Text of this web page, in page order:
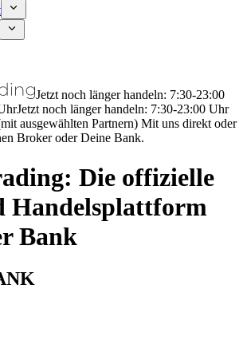
Jetzt noch länger handeln: 7:30-23:00
Jetzt noch länger handeln: 7:30-23:00 Uhr
ausgewählten Partnern) Mit uns direkt oder
Broker oder Deine Bank.
Die offizielle
Handelsplattform
Bank